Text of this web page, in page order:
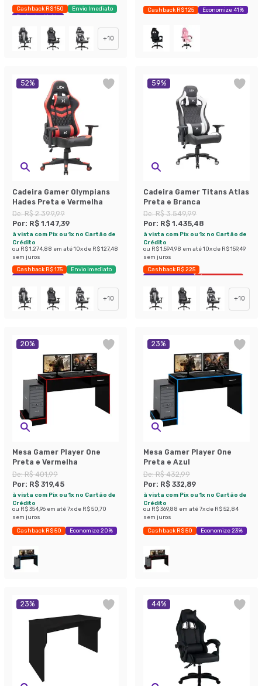
Cashback R$ 150
Envio Imediato
Exclusivo Mobly
+10
Cashback R$ 125 Economize 41%
52%
Cadeira Gamer Olympians
Hades Preta e Vermelha
De:R$ 2.399,99
Por: R$ 1.147,39
à vista com Pix ou 1x no Cartão de
Crédito
ou R$ 1.274,88 em até10x de R$ 127,48
sem juros
Cashback R$ 175
Envio Imediato
Exclusivo Mobly
+10
59%
Cadeira Gamer Titans Atlas
Preta e Branca
De:R$ 3.549,99
Por: R$ 1.435,48
à vista com Pix ou 1x no Cartão de
Crédito
ou R$ 1.594,98 em até10x de R$ 159,49
sem juros
Cashback R$ 225
Exclusivo Mobly
Últimas peças
+10
20%
Mesa Gamer Player One
Preta e Vermelha
De:R$ 401,99
Por: R$ 319,45
à vista com Pix ou 1x no Cartão de
Crédito
ou R$ 354,96 em até7x de R$ 50,70
sem juros
Cashback R$ 50 Economize 20%
23%
Mesa Gamer Player One
Preta e Azul
De:R$ 432,99
Por: R$ 332,89
à vista com Pix ou 1x no Cartão de
Crédito
ou R$ 369,88 em até7x de R$ 52,84
sem juros
Cashback R$ 50 Economize 23%
23% 44%